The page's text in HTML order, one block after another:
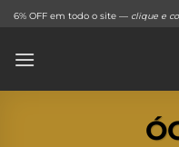
Skip
content
6% OFF em todo o site — clique e